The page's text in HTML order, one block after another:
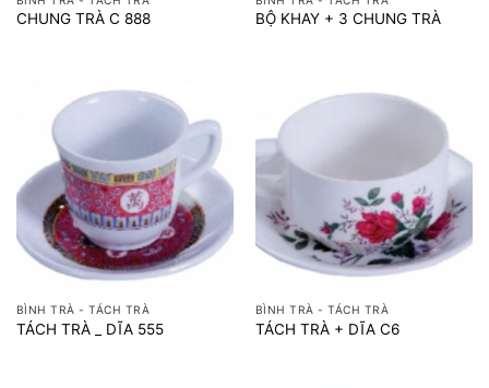
CHUNG TRÀ C 888 BỘ KHAY + 3 CHUNG TRÀ
BÌNH TRÀ - TÁCH TRÀ
TÁCH TRÀ _ DĨA 555
BÌNH TRÀ - TÁCH TRÀ
TÁCH TRÀ + DĨA C6